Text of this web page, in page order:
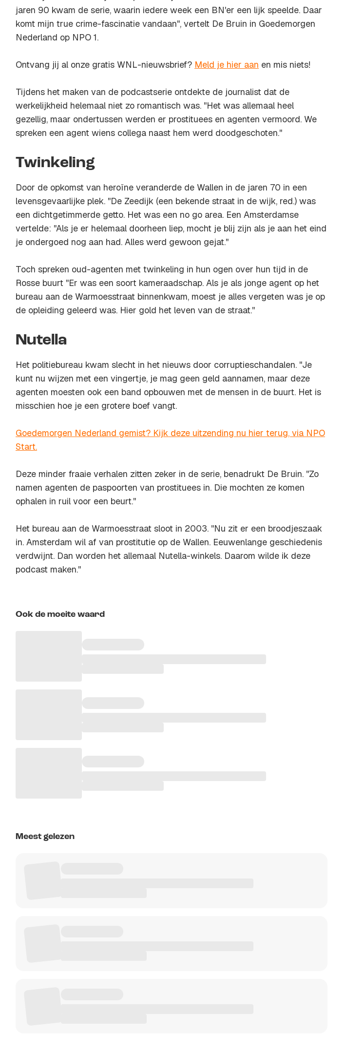
jaren 90 kwam de serie, waarin iedere week een BN'er een lijk speelde. Daar
komt mijn true crime-fascinatie vandaan'', vertelt De Bruin in Goedemorgen
Nederland op NPO 1.
Ontvang jij al onze gratis WNL-nieuwsbrief? Meld je hier aan en mis niets!
Tijdens het maken van de podcastserie ontdekte de journalist dat de
werkelijkheid helemaal niet zo romantisch was. ''Het was allemaal heel
gezellig, maar ondertussen werden er prostituees en agenten vermoord. We
spreken een agent wiens collega naast hem werd doodgeschoten.''
Twinkeling
Door de opkomst van heroïne veranderde de Wallen in de jaren 70 in een
levensgevaarlijke plek. ''De Zeedijk (een bekende straat in de wijk, red.) was
een dichtgetimmerde getto. Het was een no go area. Een Amsterdamse
vertelde: ''Als je er helemaal doorheen liep, mocht je blij zijn als je aan het eind
je ondergoed nog aan had. Alles werd gewoon gejat.''
Toch spreken oud-agenten met twinkeling in hun ogen over hun tijd in de
Rosse buurt ''Er was een soort kameraadschap. Als je als jonge agent op het
bureau aan de Warmoesstraat binnenkwam, moest je alles vergeten was je op
de opleiding geleerd was. Hier gold het leven van de straat.''
Nutella
Het politiebureau kwam slecht in het nieuws door corruptieschandalen. ''Je
kunt nu wijzen met een vingertje, je mag geen geld aannamen, maar deze
agenten moesten ook een band opbouwen met de mensen in de buurt. Het is
misschien hoe je een grotere boef vangt.
Goedemorgen Nederland gemist? Kijk deze uitzending nu hier terug, via NPO
Start.
Deze minder fraaie verhalen zitten zeker in de serie, benadrukt De Bruin. ''Zo
namen agenten de paspoorten van prostituees in. Die mochten ze komen
ophalen in ruil voor een beurt.''
Het bureau aan de Warmoesstraat sloot in 2003. ''Nu zit er een broodjeszaak
in. Amsterdam wil af van prostitutie op de Wallen. Eeuwenlange geschiedenis
verdwijnt. Dan worden het allemaal Nutella-winkels. Daarom wilde ik deze
podcast maken.''
Ook de moeite waard
Meest gelezen